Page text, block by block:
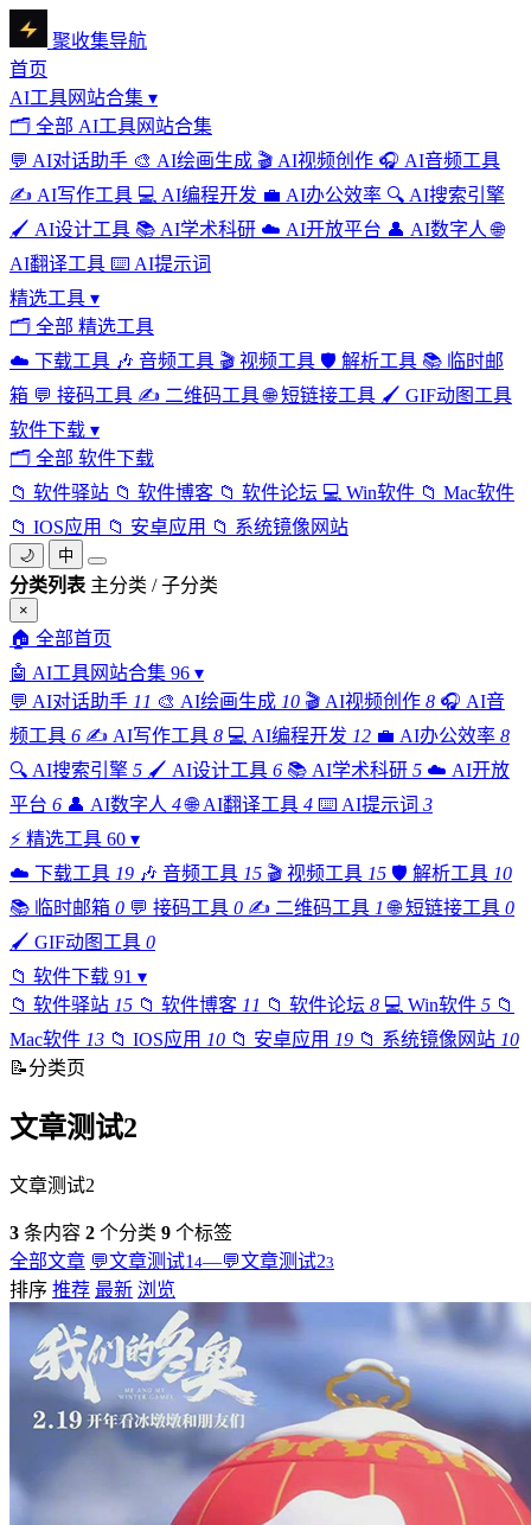
聚收集导航
首页
AI工具网站合集 ▾
🗂 全部 AI工具网站合集
💬 AI对话助手 🎨 AI绘画生成 🎬 AI视频创作 🎧 AI音频工具
✍️ AI写作工具 💻 AI编程开发 💼 AI办公效率 🔍 AI搜索引擎
🖌️ AI设计工具 📚 AI学术科研 ☁️ AI开放平台 👤 AI数字人 🌐
AI翻译工具 ⌨️ AI提示词
精选工具 ▾
🗂 全部 精选工具
☁️ 下载工具 🎶 音频工具 🎬 视频工具 🛡️ 解析工具 📚 临时邮
箱 💬 接码工具 ✍️ 二维码工具 🌐 短链接工具 🖌️ GIF动图工具
软件下载 ▾
🗂 全部 软件下载
📁 软件驿站 📁 软件博客 📁 软件论坛 💻 Win软件 📁 Mac软件
📁 IOS应用 📁 安卓应用 📁 系统镜像网站
🌙 中
分类列表 主分类 / 子分类
×
🏠 全部首页
🤖 AI工具网站合集 96 ▾
💬 AI对话助手 11 🎨 AI绘画生成 10 🎬 AI视频创作 8 🎧 AI音
频工具 6 ✍️ AI写作工具 8 💻 AI编程开发 12 💼 AI办公效率 8
🔍 AI搜索引擎 5 🖌️ AI设计工具 6 📚 AI学术科研 5 ☁️ AI开放
平台 6 👤 AI数字人 4 🌐 AI翻译工具 4 ⌨️ AI提示词 3
⚡ 精选工具 60 ▾
☁️ 下载工具 19 🎶 音频工具 15 🎬 视频工具 15 🛡️ 解析工具 10
📚 临时邮箱 0 💬 接码工具 0 ✍️ 二维码工具 1 🌐 短链接工具 0
🖌️ GIF动图工具 0
📁 软件下载 91 ▾
📁 软件驿站 15 📁 软件博客 11 📁 软件论坛 8 💻 Win软件 5 📁
Mac软件 13 📁 IOS应用 10 📁 安卓应用 19 📁 系统镜像网站 10
📝分类页
文章测试2
文章测试2
3 条内容 2 个分类 9 个标签
全部文章 💬文章测试1 4—💬文章测试23
排序 推荐 最新 浏览